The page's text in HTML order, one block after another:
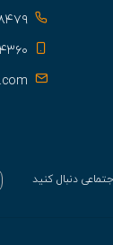
۰۲۱-
دنبال کنید